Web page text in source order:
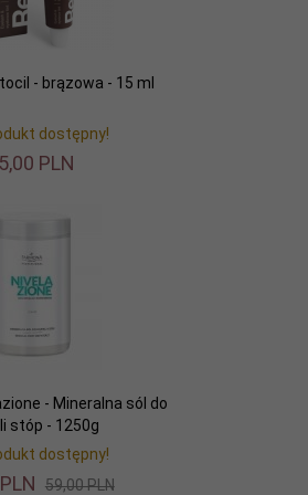
- brązowa - 15 ml
dostępny!
00 PLN
- Mineralna sól do
stóp - 1250g
dostępny!
PLN 59,00 PLN